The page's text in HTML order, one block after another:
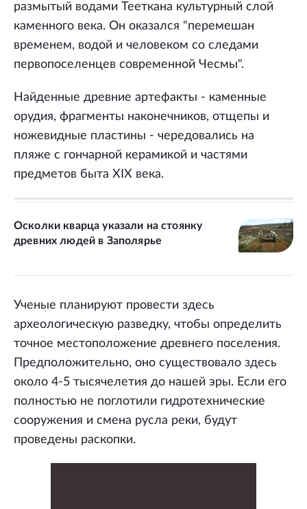
размытый водами Тееткана культурный слой
каменного века. Он оказался "перемешан
временем, водой и человеком со следами
первопоселенцев современной Чесмы".
Найденные древние артефакты - каменные
орудия, фрагменты наконечников, отщепы и
ножевидные пластины - чередовались на
пляже с гончарной керамикой и частями
предметов быта XIX века.
Осколки кварца указали на стоянку
древних людей в Заполярье
Ученые планируют провести здесь
археологическую разведку, чтобы определить
точное местоположение древнего поселения.
Предположительно, оно существовало здесь
около 4-5 тысячелетия до нашей эры. Если его
полностью не поглотили гидротехнические
сооружения и смена русла реки, будут
проведены раскопки.